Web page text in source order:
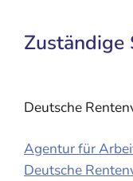
Zuständige
Deutsche
Agentur für
Deutsche